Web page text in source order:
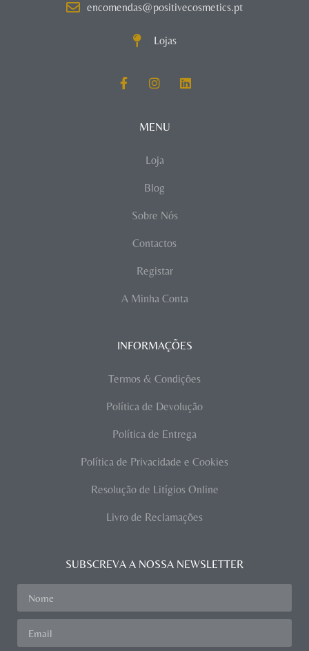
encomendas@positivecosmetics.pt
Lojas
MENU
Loja
Blog
Sobre Nós
Contactos
Registar
A Minha Conta
INFORMAÇÕES
Termos & Condições
Política de Devolução
Política de Entrega
Política de Privacidade e Cookies
Resolução de Litígios Online
Livro de Reclamações
SUBSCREVA A NOSSA NEWSLETTER